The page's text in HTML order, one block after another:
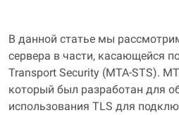
В данной статье мы
сервера в части, касающейся
Transport Security (MTA-STS).
который был разработан для
использования TLS для